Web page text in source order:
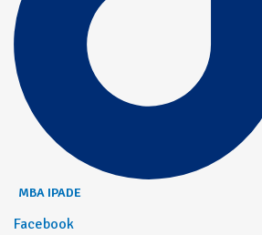
MBA IPADE
Facebook